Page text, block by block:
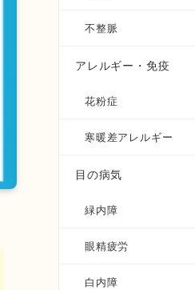
不整脈
アレルギー・免疫
花粉症
寒暖差アレルギー
目の病気
緑内障
眼精疲労
白内障